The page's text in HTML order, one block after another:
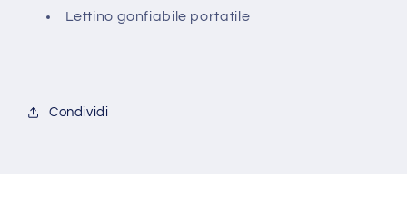
Lettino gonfiabile portatile
Condividi